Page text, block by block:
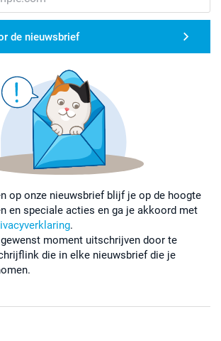
de nieuwsbrief
op onze nieuwsbrief blijf je op de hoogte
en speciale acties en ga je akkoord met
.
moment uitschrijven door te
die in elke nieuwsbrief die je